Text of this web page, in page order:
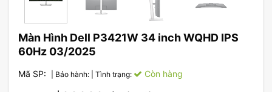
Màn Hình Dell P3421W 34 inch WQHD IPS
60Hz 03/2025
Mã SP: | Bảo hành: | Tình trạng: Còn hàng